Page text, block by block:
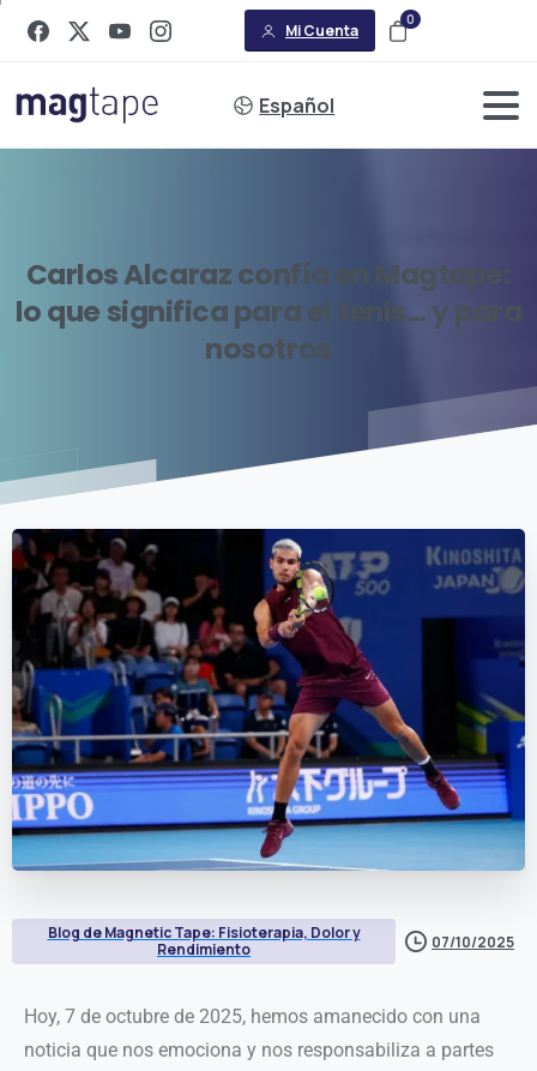
Mi Cuenta
0
Español
CarlosAlcarazconfíaen Magtape:
loque significaparael tenis…ypara
nosotros
Blog de Magnetic Tape: Fisioterapia, Dolor y
Rendimiento
07/10/2025
Hoy, 7 de octubre de 2025, hemos amanecido con una
noticia que nos emociona y nos responsabiliza a partes